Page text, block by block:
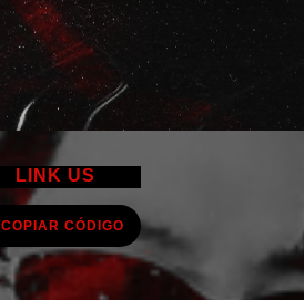
LINK US
COPIAR CÓDIGO